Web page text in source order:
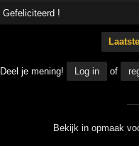
Gefeliciteerd !
Deel je mening! Log in of
Bekijk in opmaak